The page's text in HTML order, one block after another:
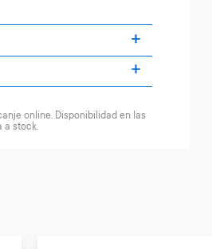
online. Disponibilidad en las
a stock.